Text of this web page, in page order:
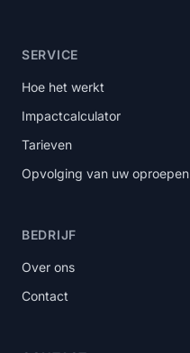
SERVICE
Hoe het werkt
Impactcalculator
Tarieven
Opvolging van uw oproepen
BEDRIJF
Over ons
Contact